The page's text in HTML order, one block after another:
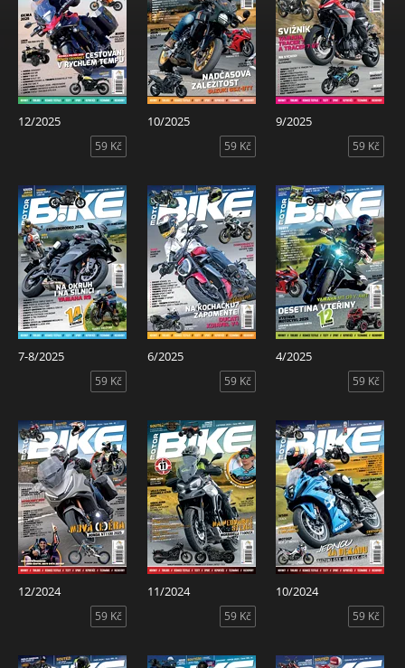
12/2025
59 Kč
10/2025
59 Kč
9/2025
59 Kč
7-8/2025
59 Kč
6/2025
59 Kč
4/2025
59 Kč
12/2024
59 Kč
11/2024
59 Kč
10/2024
59 Kč